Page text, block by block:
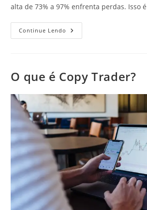
alta de 73% a 97% enfrenta perdas. Isso
Continue Lendo CopyTrade
Grátis:
Como
Funciona
Copy
Como
Iniciar
No
CopyTrade?
O que é Copy Trader?